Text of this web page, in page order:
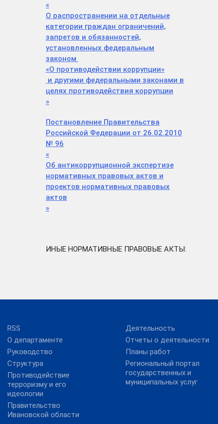
«
О распространении на отдельные
категории граждан ограничений,
запретов и обязанностей,
установленных федеральным
законом
«О противодействии коррупции»
и другими федеральными законами в
целях противодействия коррупции
»
Постановление Правительства
Российской Федерации от 26.02.2010
№ 96
«
Об антикоррупционной экспертизе
нормативных правовых актов и
проектов нормативных правовых
актов
»
ИНЫЕ НОРМАТИВНЫЕ ПРАВОВЫЕ АКТЫ:
RSS
О департаменте
Руководство
Структура
Противодействие
терроризму и его
идеологии
Правительство
Ивановской области
Деятельность
Отчеты о деятельности
Планы работ
Региональный портал
государственных и
муниципальных услуг